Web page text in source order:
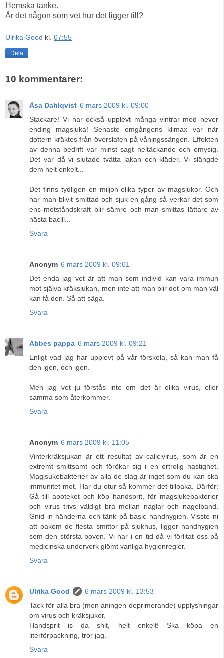
Hemska tanke.
Är det någon som vet hur det ligger till?
Ulrika Good kl. 07:55
Dela
10 kommentarer:
Åsa Dahlqvist 6 mars 2009 kl. 09:00
Stackare! Vi har också upplevt många vintrar med never
ending magsjuka! Senaste omgångens klimax var när
dottern kräktes från överslafen på våningssängen. Effekten
av denna bedrift var minst sagt heltäckande och omysig.
Det var då vi slutade tvätta lakan och kläder. Vi slängde
dem helt enkelt...
Det finns tydligen en miljon olika typer av magsjukor. Och
har man blivit smittad och sjuk en gång så verkar det som
ens motståndskraft blir sämre och man smittas lättare av
nästa bacill...
Svara
Anonym 6 mars 2009 kl. 09:01
Det enda jag vet är att man som individ kan vara immun
mot själva kräksjukan, men inte att man blir det om man väl
kan få den. Så att säga.
Svara
Abbes pappa 6 mars 2009 kl. 09:21
Enligt vad jag har upplevt på vår förskola, så kan man få
den igen, och igen.
Men jag vet ju förstås inte om det är olika virus, eller
samma som återkommer.
Svara
Anonym 6 mars 2009 kl. 11:05
Vinterkräksjukan är ett resultat av calicivirus, som är en
extremt smittsamt och förökar sig i en ortrolig hastighet.
Magjsukebakterier av alla de slag är inget som du kan ska
immunitet mot. Har du otur så kommer det tillbaka. Därför:
Gå till apoteket och köp handsprit, för magsjukebakterier
och virus trivs väldigt bra mellan naglar och nagelband.
Gnid in händerna och tänk på basic handhygien. Visste ni
att bakom de flesta smittor på sjukhus, ligger handhygien
som den största boven. Vi har i en tid då vi förlitat oss på
medicinska underverk glömt vanliga hygienregler.
Svara
Ulrika Good
6 mars 2009 kl. 13:53
Tack för alla bra (men aningen deprimerande) upplysningar
om virus och kräksjukor.
Handsprit is da shit, helt enkelt! Ska köpa en
literförpackning, tror jag.
Svara